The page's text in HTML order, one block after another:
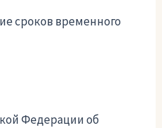
сроков временного
Федерации об